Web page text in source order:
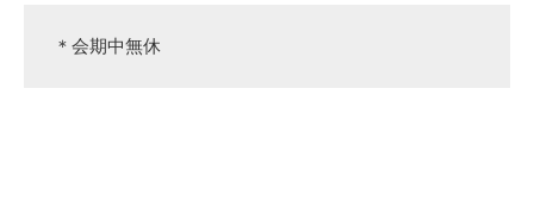
＊会期中無休